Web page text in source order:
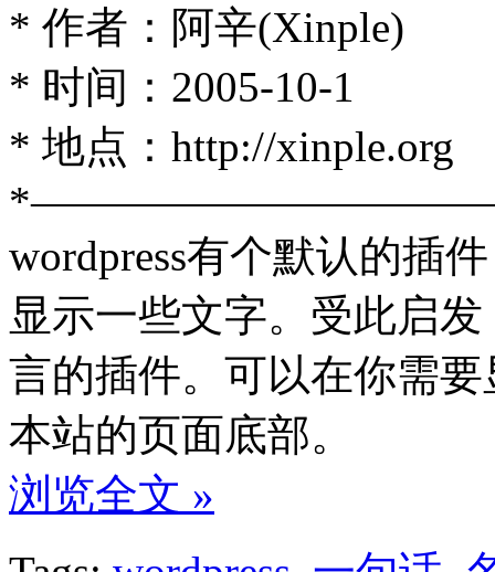
* 作者：阿辛(Xinple)
* 时间：2005-10-1
* 地点：http://xinple.org
wordpress有个默认的插
显示一些文字。受此启
言的插件。可以在你需
本站的页面底部。
浏览全文 »